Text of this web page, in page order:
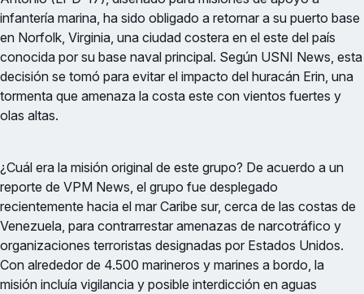
infantería marina, ha sido obligado a retornar a su puerto base
en Norfolk, Virginia, una ciudad costera en el este del país
conocida por su base naval principal. Según USNI News, esta
decisión se tomó para evitar el impacto del huracán Erin, una
tormenta que amenaza la costa este con vientos fuertes y
olas altas.
¿Cuál era la misión original de este grupo? De acuerdo a un
reporte de VPM News, el grupo fue desplegado
recientemente hacia el mar Caribe sur, cerca de las costas de
Venezuela, para contrarrestar amenazas de narcotráfico y
organizaciones terroristas designadas por Estados Unidos.
Con alrededor de 4.500 marineros y marines a bordo, la
misión incluía vigilancia y posible interdicción en aguas